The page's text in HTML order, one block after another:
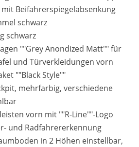
Beifahrerspiegelabsenkung
schwarz
schwarz
""Grey Anondized Matt"" für
und Türverkleidungen vorn
""Black Style""
mehrfarbig, verschiedene
vorn mit ""R-Line""-Logo
und Radfahrererkennung
in 2 Höhen einstellbar,